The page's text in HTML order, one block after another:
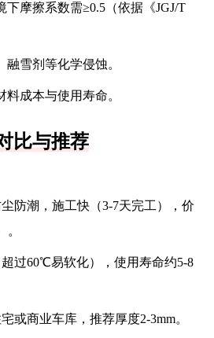
下摩擦系数需≥0.5（依据《JGJ/T
雪剂等化学侵蚀。
成本与使用寿命。
比与推荐
防潮，施工快（3-7天完工），价
过60℃易软化），使用寿命约5-8
或商业车库，推荐厚度2-3mm。